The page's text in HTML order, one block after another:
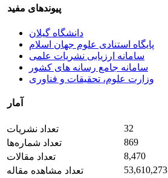
پیوندهای مفید
دانشگاه گیلان
پایگاه استنادی علوم جهان اسلام
سامانه ارزیابی نشریات علمی
سامانه جامع رسانه های کشور
وزارت علوم، تحقیقات و فناوری
آمار
تعداد نشریات
32
تعداد شماره‌ها
869
تعداد مقالات
8,470
تعداد مشاهده مقاله
53,610,273